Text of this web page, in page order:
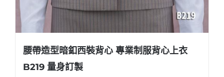
腰帶造型暗釦西裝背心 專業制服背心上衣
B219 量身訂製